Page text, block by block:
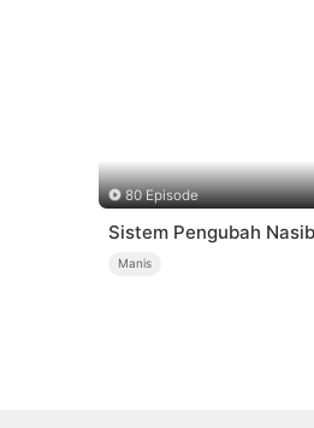
80 Episode
Sistem Pengubah Nasib
Manis